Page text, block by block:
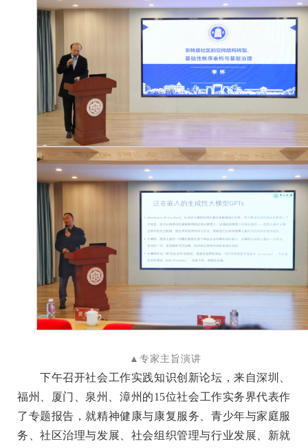
▲专家主旨演讲
下午召开社会工作实践知识创新论坛，来自深圳、
福州、厦门、泉州、漳州的15位社会工作实务界代表作
了专题报告，就精神健康与康复服务、青少年与家庭服
务、社区治理与发展、社会组织管理与行业发展、新就